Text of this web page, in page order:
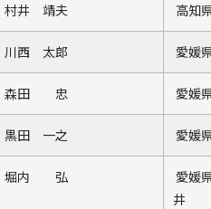
村井 靖夫 高知
川西 太郎 愛媛
森田 忠 愛媛
黒田 一之 愛媛
堀内 弘
愛媛
井